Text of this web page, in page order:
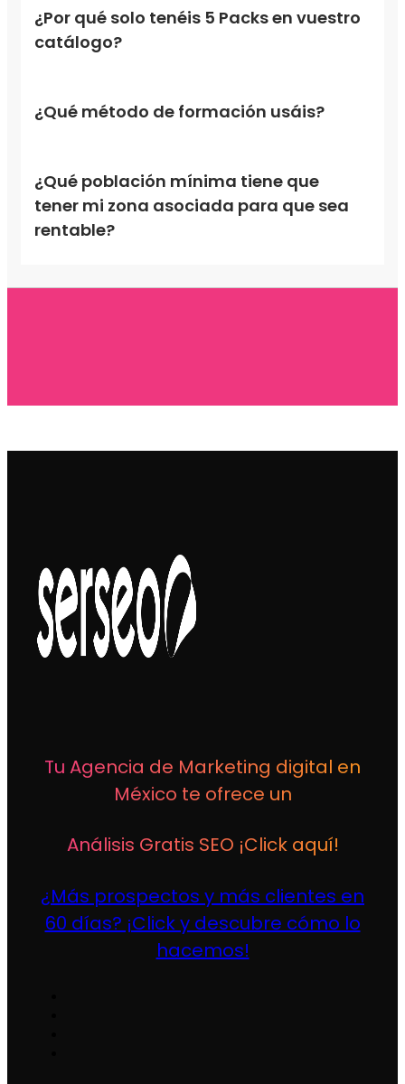
¿Por qué solo tenéis 5 Packs en vuestro
catálogo?
¿Qué método de formación usáis?
¿Qué población mínima tiene que
tener mi zona asociada para que sea
rentable?
Tu Agencia de Marketing digital en
México te ofrece un
Análisis Gratis SEO ¡Click aquí!
¿Más prospectos y más clientes en
60 días? ¡Click y descubre cómo lo
hacemos!